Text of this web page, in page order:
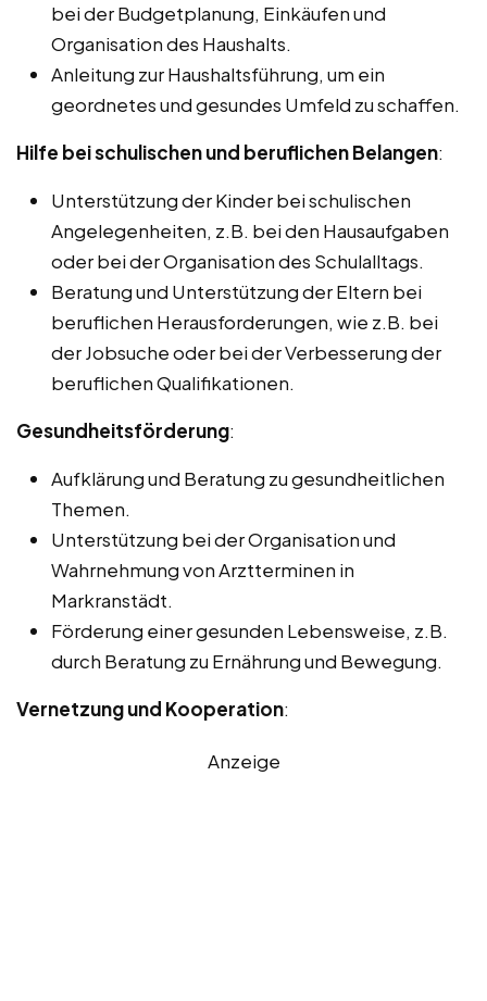
bei der Budgetplanung, Einkäufen und
Organisation des Haushalts.
Anleitung zur Haushaltsführung, um ein
geordnetes und gesundes Umfeld zu schaffen.
Hilfe bei schulischen und beruflichen Belangen:
Unterstützung der Kinder bei schulischen
Angelegenheiten, z.B. bei den Hausaufgaben
oder bei der Organisation des Schulalltags.
Beratung und Unterstützung der Eltern bei
beruflichen Herausforderungen, wie z.B. bei
der Jobsuche oder bei der Verbesserung der
beruflichen Qualifikationen.
Gesundheitsförderung:
Aufklärung und Beratung zu gesundheitlichen
Themen.
Unterstützung bei der Organisation und
Wahrnehmung von Arztterminen in
Markranstädt.
Förderung einer gesunden Lebensweise, z.B.
durch Beratung zu Ernährung und Bewegung.
Vernetzung und Kooperation:
Anzeige